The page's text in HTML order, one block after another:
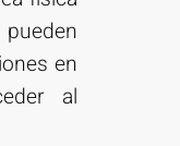
en
al